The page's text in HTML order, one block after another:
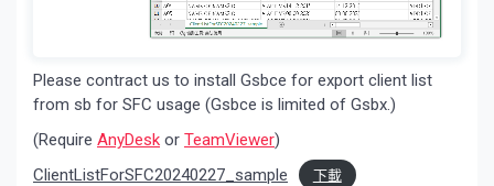
Please contract us to install Gsbce for export client list
from sb for SFC usage (Gsbce is limited of Gsbx.)
(Require AnyDesk or TeamViewer)
ClientListForSFC20240227_sample
下載